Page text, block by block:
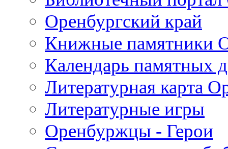
Оренбургский край
Книжные памятники
Календарь памятных
Литературная карта
Литературные игры
Оренбуржцы - Герои